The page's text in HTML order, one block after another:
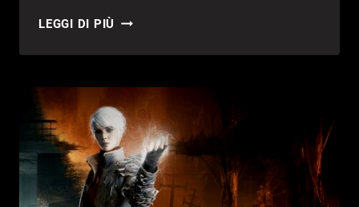
LEGGI DI PIÙ ECCO
USCITA
A
SETTEMBRE
2021